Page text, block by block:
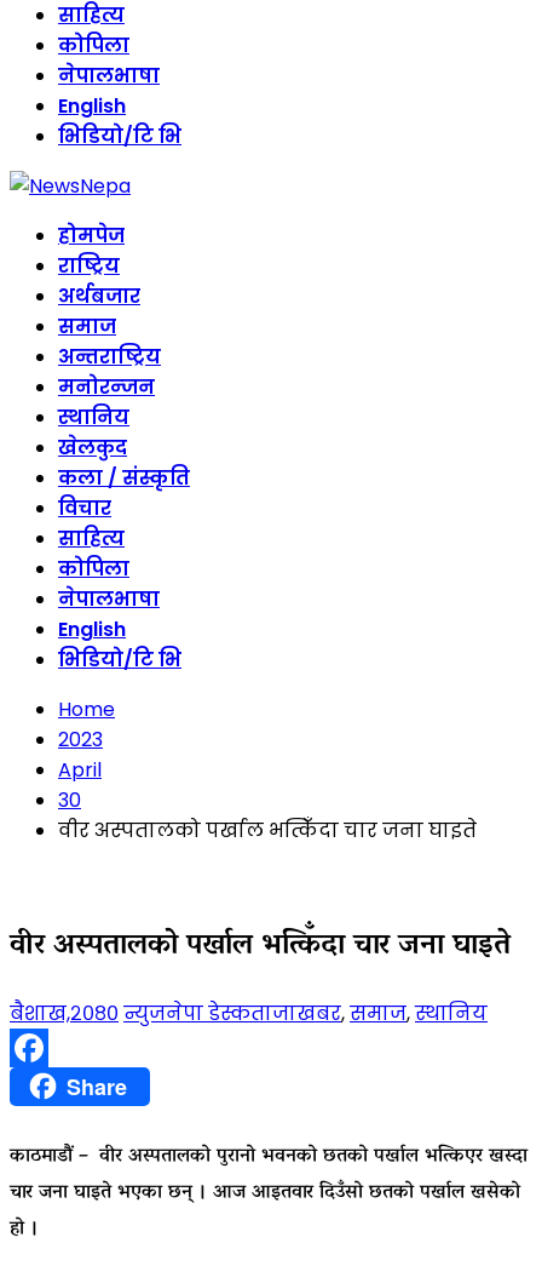
साहित्य
कोपिला
नेपालभाषा
English
भिडियो/टि भि
होमपेज
राष्ट्रिय
अर्थबजार
समाज
अन्तराष्ट्रिय
मनोरन्जन
स्थानिय
खेलकुद
कला / संस्कृति
विचार
साहित्य
कोपिला
नेपालभाषा
English
भिडियो/टि भि
Home
2023
April
30
वीर अस्पतालको पर्खाल भत्किँदा चार जना घाइते
वीर अस्पतालको पर्खाल भत्किँदा चार जना घाइते
बैशाख,२०८० न्युजनेपा डेस्कताजाखबर,समाज,स्थानिय
FacebookShare
काठमाडौं – वीर अस्पतालको पुरानो भवनको छतको पर्खाल भत्किएर खस्दा
चार जना घाइते भएका छन् । आज आइतवार दिउँसो छतको पर्खाल खसेको
हो ।